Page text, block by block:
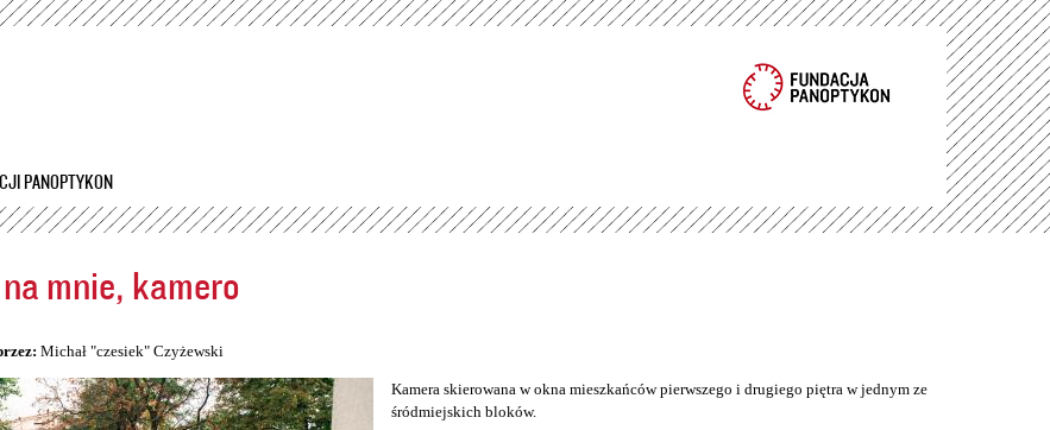
Przejdź
PANOPTYKON
mnie, kamero
Michał "czesiek" Czyżewski
Kamera skierowana w okna mieszkańców pierwszego i drugiego piętra w jednym ze
śródmiejskich bloków.